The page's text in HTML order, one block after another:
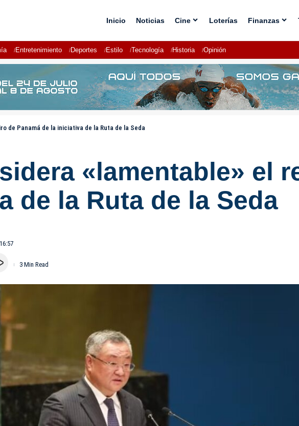
Inicio Noticias Cine Loterías Finanzas
Entretenimiento Deportes Estilo Tecnología Historia Opinión
de Panamá de la iniciativa de la Ruta de la Seda
«lamentable» el
de la Ruta de la Seda
3 Min Read